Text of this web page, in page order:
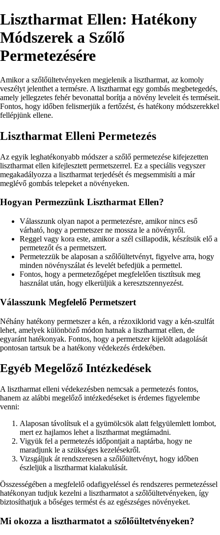
Lisztharmat Ellen: Hatékony
Módszerek a Szőlő
Permetezésére
Amikor a szőlőültetvényeken megjelenik a lisztharmat, az komoly
veszélyt jelenthet a termésre. A lisztharmat egy gombás megbetegedés,
amely jellegzetes fehér bevonattal borítja a növény leveleit és terméseit.
Fontos, hogy időben felismerjük a fertőzést, és hatékony módszerekkel
fellépjünk ellene.
Lisztharmat Elleni Permetezés
Az egyik leghatékonyabb módszer a szőlő permetezése kifejezetten
lisztharmat ellen kifejlesztett permetszerrel. Ez a speciális vegyszer
megakadályozza a lisztharmat terjedését és megsemmisíti a már
meglévő gombás telepeket a növényeken.
Hogyan Permezzünk Lisztharmat Ellen?
Válasszunk olyan napot a permetezésre, amikor nincs eső
várható, hogy a permetszer ne mossza le a növényről.
Reggel vagy kora este, amikor a szél csillapodik, készítsük elő a
permetezőt és a permetszert.
Permetezzük be alaposan a szőlőültetvényt, figyelve arra, hogy
minden növényszálat és levelét befedjük a permettel.
Fontos, hogy a permetezőgépet megfelelően tisztítsuk meg
használat után, hogy elkerüljük a keresztszennyezést.
Válasszunk Megfelelő Permetszert
Néhány hatékony permetszer a kén, a rézoxiklorid vagy a kén-szulfát
lehet, amelyek különböző módon hatnak a lisztharmat ellen, de
egyaránt hatékonyak. Fontos, hogy a permetszer kijelölt adagolását
pontosan tartsuk be a hatékony védekezés érdekében.
Egyéb Megelőző Intézkedések
A lisztharmat elleni védekezésben nemcsak a permetezés fontos,
hanem az alábbi megelőző intézkedéseket is érdemes figyelembe
venni:
Alaposan távolítsuk el a gyümölcsök alatt felgyülemlett lombot,
mert ez hajlamos lehet a lisztharmat megtámadni.
Vigyük fel a permetezés időpontjait a naptárba, hogy ne
maradjunk le a szükséges kezelésekről.
Vizsgáljuk át rendszeresen a szőlőültetvényt, hogy időben
észleljük a lisztharmat kialakulását.
Összességében a megfelelő odafigyeléssel és rendszeres permetezéssel
hatékonyan tudjuk kezelni a lisztharmatot a szőlőültetvényeken, így
biztosíthatjuk a bőséges termést és az egészséges növényeket.
Mi okozza a lisztharmatot a szőlőültetvényeken?